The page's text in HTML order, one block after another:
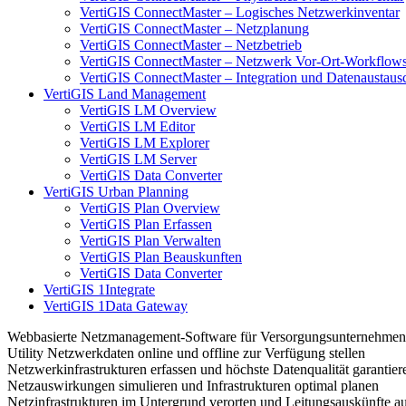
VertiGIS ConnectMaster – Logisches Netzwerkinventar
VertiGIS ConnectMaster – Netzplanung
VertiGIS ConnectMaster – Netzbetrieb
VertiGIS ConnectMaster – Netzwerk Vor-Ort-
VertiGIS ConnectMaster – Integration und
VertiGIS Land Management
VertiGIS LM Overview
VertiGIS LM Editor
VertiGIS LM Explorer
VertiGIS LM Server
VertiGIS Data Converter
VertiGIS Urban Planning
VertiGIS Plan Overview
VertiGIS Plan Erfassen
VertiGIS Plan Verwalten
VertiGIS Plan Beauskunften
VertiGIS Data Converter
VertiGIS 1Integrate
VertiGIS 1Data Gateway
Webbasierte Netzmanagement-Software für Versorgungsunternehmen
Utility Netzwerkdaten online und offline zur Verfügung stellen
Netzwerkinfrastrukturen erfassen und höchste Datenqualität
Netzauswirkungen simulieren und Infrastrukturen optimal planen
Netzinfrastrukturen im Untergrund verorten und Leitungsauskünfte